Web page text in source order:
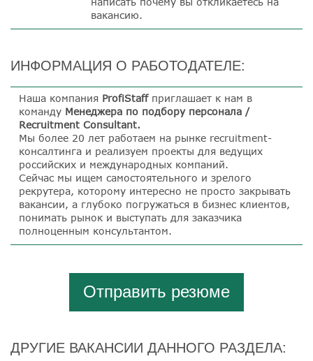
вакансию.
ИНФОРМАЦИЯ О РАБОТОДАТЕЛЕ:
Наша компания ProfiStaff приглашает к нам в
команду Менеджера по подбору персонала /
Recruitment Consultant.
Мы более 20 лет работаем на рынке recruitment-
консалтинга и реализуем проекты для ведущих
российских и международных компаний.
Сейчас мы ищем самостоятельного и зрелого
рекрутера, которому интересно не просто закрывать
вакансии, а глубоко погружаться в бизнес клиентов,
понимать рынок и выступать для заказчика
полноценным консультантом.
Отправить резюме
ДРУГИЕ ВАКАНСИИ ДАННОГО РАЗДЕЛА: